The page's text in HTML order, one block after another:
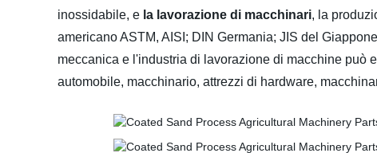
inossidabile, e la lavorazione di macchinari, la
americano ASTM, AISI; DIN Germania; JIS del
meccanica e l'industria di lavorazione di macchine può
automobile, macchinario, attrezzi di hardware,